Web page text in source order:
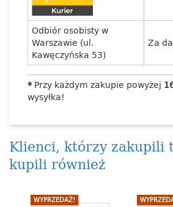
Odbiór osobisty w
Warszawie (ul.
Kawęczyńska 53)
Za
* Przy każdym zakupie powyżej
wysyłka!
Klienci, którzy zakupili
kupili również
WYPRZEDAŻ!